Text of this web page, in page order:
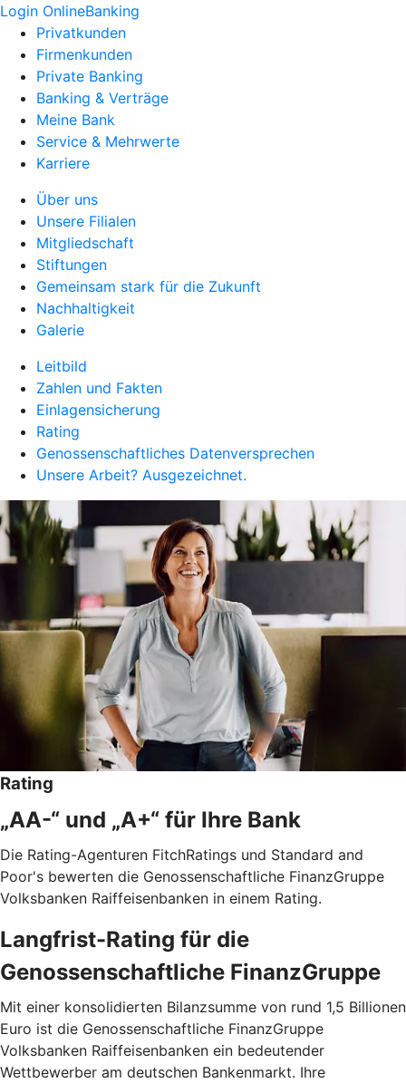
Login OnlineBanking
Privatkunden
Firmenkunden
Private Banking
Banking & Verträge
Meine Bank
Service & Mehrwerte
Karriere
Über uns
Unsere Filialen
Mitgliedschaft
Stiftungen
Gemeinsam stark für die Zukunft
Nachhaltigkeit
Galerie
Leitbild
Zahlen und Fakten
Einlagensicherung
Rating
Genossenschaftliches Datenversprechen
Unsere Arbeit? Ausgezeichnet.
Rating
„AA-“ und „A+“ für Ihre Bank
Die Rating-Agenturen FitchRatings und Standard and
Poor's bewerten die Genossenschaftliche FinanzGruppe
Volksbanken Raiffeisenbanken in einem Rating.
Langfrist-Rating für die
Genossenschaftliche FinanzGruppe
Mit einer konsolidierten Bilanzsumme von rund 1,5 Billionen
Euro ist die Genossenschaftliche FinanzGruppe
Volksbanken Raiffeisenbanken ein bedeutender
Wettbewerber am deutschen Bankenmarkt. Ihre